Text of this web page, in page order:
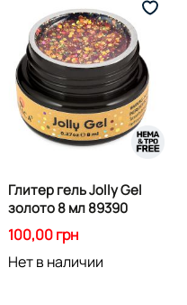
Глитер гель Jolly Gel
золото 8 мл 89390
100,00 грн
Нет в наличии